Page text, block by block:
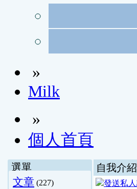
»
Milk
»
個人首頁
選單
文章 (227)
自我介紹